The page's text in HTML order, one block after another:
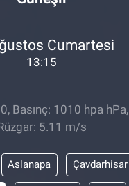
Cumartesi
13:15
Basınç: 1010 hpa hPa,
5.11 m/s
Aslanapa Çavdarhisar